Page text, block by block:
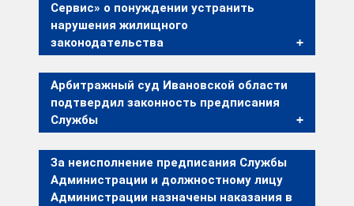
Сервис» о понуждении устранить
нарушения жилищного
законодательства
Арбитражный суд Ивановской области
подтвердил законность предписания
Службы
За неисполнение предписания Службы
Администрации и должностному лицу
Администрации назначены наказания в